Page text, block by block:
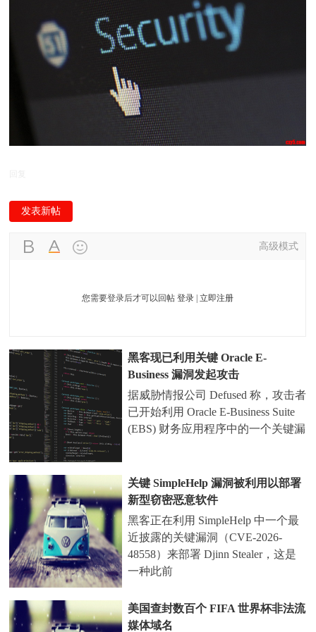
发表新帖
高级模式
您需要登录后才可以回帖登录 |立即注册
黑客现已利用关键 Oracle E-
Business 漏洞发起攻击
据威胁情报公司 Defused 称，攻击者
已开始利用 Oracle E-Business Suite
(EBS) 财务应用程序中的一个关键漏
关键 SimpleHelp 漏洞被利用以部署
新型窃密恶意软件
黑客正在利用 SimpleHelp 中一个最
近披露的关键漏洞（CVE-2026-
48558）来部署 Djinn Stealer，这是
一种此前
美国查封数百个 FIFA 世界杯非法流
媒体域名